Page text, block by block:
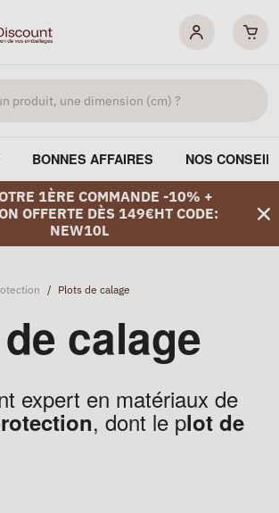
BONNES AFFAIRES NOS
1ÈRE COMMANDE -10% +
OFFERTE DÈS 149€HT CODE:
NEW10L
/ Plots de calage
calage
expert en matériaux de
, dont le plot de